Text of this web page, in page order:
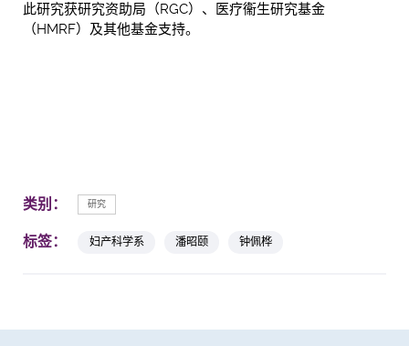
此研究获研究资助局（RGC）、医疗衞生研究基金
（HMRF）及其他基金支持。
类别： 研究
标签： 妇产科学系 潘昭颐 钟佩桦